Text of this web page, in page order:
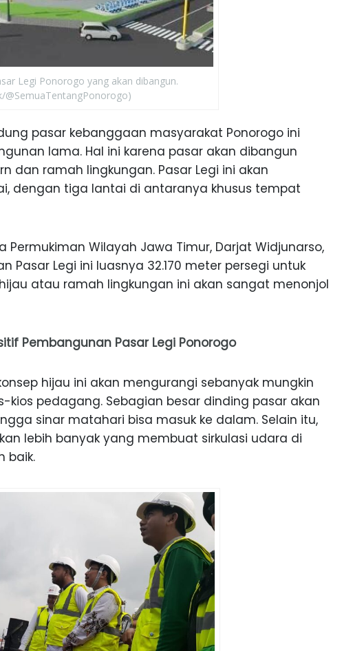
Legi Ponorogo yang akan dibangun.
@SemuaTentangPonorogo)
pasar kebanggaan masyarakat Ponorogo ini
lama. Hal ini karena pasar akan dibangun
dan ramah lingkungan. Pasar Legi ini akan
dengan tiga lantai di antaranya khusus tempat
Permukiman Wilayah Jawa Timur, Darjat Widjunarso,
Pasar Legi ini luasnya 32.170 meter persegi untuk
atau ramah lingkungan ini akan sangat menonjol
Pembangunan Pasar Legi Ponorogo
hijau ini akan mengurangi sebanyak mungkin
kios pedagang. Sebagian besar dinding pasar akan
sinar matahari bisa masuk ke dalam. Selain itu,
lebih banyak yang membuat sirkulasi udara di
baik.